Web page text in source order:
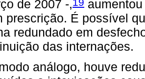
de 2007 -,
prescrição. É possível
redundado em
das internações.
análogo, houve